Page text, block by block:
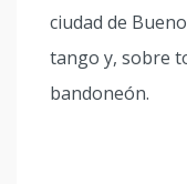
ciudad de
tango y, sobre
bandoneón.